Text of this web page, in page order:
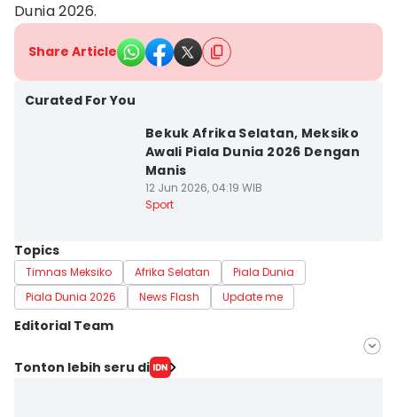
Dunia 2026.
Share Article
Curated For You
Bekuk Afrika Selatan, Meksiko
Awali Piala Dunia 2026 Dengan
Manis
12 Jun 2026, 04:19 WIB
Sport
Topics
Timnas Meksiko Afrika Selatan
Piala Dunia
Piala Dunia 2026
News Flash Update me
Editorial Team
Editor
Tonton lebih seru di